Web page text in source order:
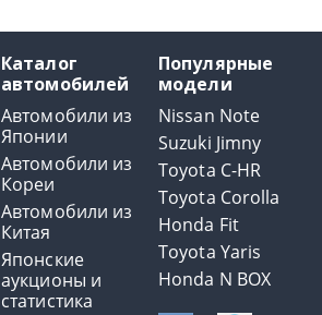
Каталог
автомобилей
Автомобили из
Японии
Автомобили из
Кореи
Автомобили из
Китая
Японские
аукционы и
статистика
Популярные
модели
Nissan Note
Suzuki Jimny
Toyota C-HR
Toyota Corolla
Honda Fit
Toyota Yaris
Honda N BOX